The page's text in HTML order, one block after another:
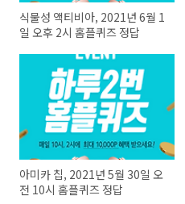
식물성 액티비아, 2021년 6월 1
일 오후 2시 홈플퀴즈 정답
아미카 칩, 2021년 5월 30일 오
전 10시 홈플퀴즈 정답